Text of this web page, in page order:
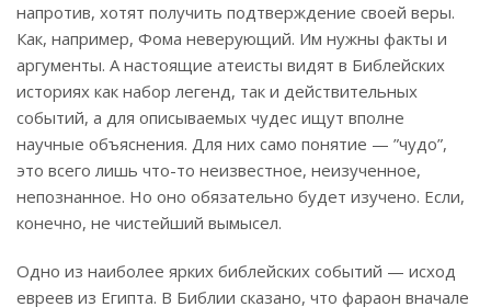
напротив, хотят получить подтверждение своей веры.
Как, например, Фома неверующий. Им нужны факты и
аргументы. А настоящие атеисты видят в Библейских
историях как набор легенд, так и действительных
событий, а для описываемых чудес ищут вполне
научные объяснения. Для них само понятие — ”чудо”,
это всего лишь что-то неизвестное, неизученное,
непознанное. Но оно обязательно будет изучено. Если,
конечно, не чистейший вымысел.
Одно из наиболее ярких библейских событий — исход
евреев из Египта. В Библии сказано, что фараон вначале